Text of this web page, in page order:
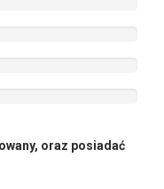
oraz posiadać